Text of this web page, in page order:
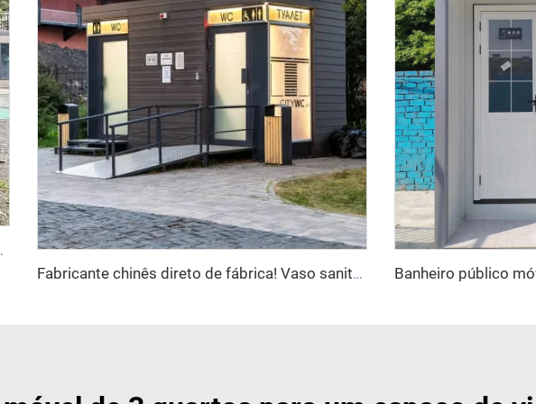
material de painel sanduíche
Fabricante chinês direto de fábrica! Vaso sanitário portátil de plástico rotomoldado durável com assento sanitário em PE para áreas externas